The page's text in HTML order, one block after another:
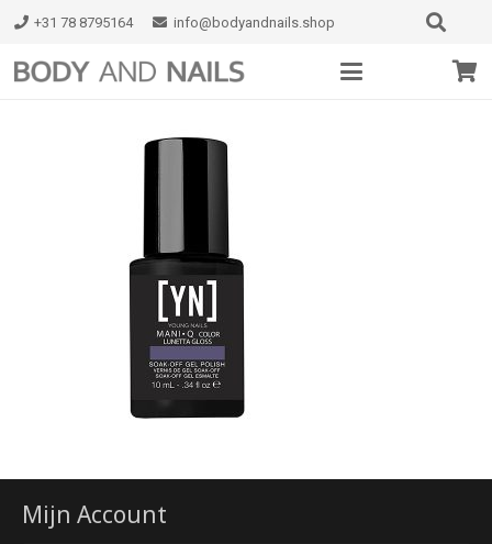
+31 78 8795164 info@bodyandnails.shop
Mijn Account